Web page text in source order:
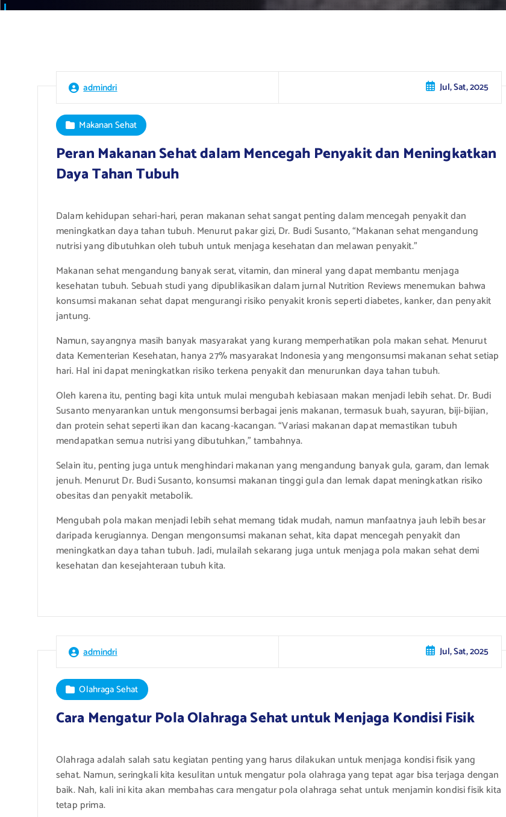
admindri Jul, Sat, 2025
Makanan Sehat
Peran Makanan Sehat dalam Mencegah Penyakit dan Meningkatkan
Daya Tahan Tubuh
Dalam kehidupan sehari-hari, peran makanan sehat sangat penting dalam mencegah penyakit dan
meningkatkan daya tahan tubuh. Menurut pakar gizi, Dr. Budi Susanto, “Makanan sehat mengandung
nutrisi yang dibutuhkan oleh tubuh untuk menjaga kesehatan dan melawan penyakit.”
Makanan sehat mengandung banyak serat, vitamin, dan mineral yang dapat membantu menjaga
kesehatan tubuh. Sebuah studi yang dipublikasikan dalam jurnal Nutrition Reviews menemukan bahwa
konsumsi makanan sehat dapat mengurangi risiko penyakit kronis seperti diabetes, kanker, dan penyakit
jantung.
Namun, sayangnya masih banyak masyarakat yang kurang memperhatikan pola makan sehat. Menurut
data Kementerian Kesehatan, hanya 27% masyarakat Indonesia yang mengonsumsi makanan sehat setiap
hari. Hal ini dapat meningkatkan risiko terkena penyakit dan menurunkan daya tahan tubuh.
Oleh karena itu, penting bagi kita untuk mulai mengubah kebiasaan makan menjadi lebih sehat. Dr. Budi
Susanto menyarankan untuk mengonsumsi berbagai jenis makanan, termasuk buah, sayuran, biji-bijian,
dan protein sehat seperti ikan dan kacang-kacangan. “Variasi makanan dapat memastikan tubuh
mendapatkan semua nutrisi yang dibutuhkan,” tambahnya.
Selain itu, penting juga untuk menghindari makanan yang mengandung banyak gula, garam, dan lemak
jenuh. Menurut Dr. Budi Susanto, konsumsi makanan tinggi gula dan lemak dapat meningkatkan risiko
obesitas dan penyakit metabolik.
Mengubah pola makan menjadi lebih sehat memang tidak mudah, namun manfaatnya jauh lebih besar
daripada kerugiannya. Dengan mengonsumsi makanan sehat, kita dapat mencegah penyakit dan
meningkatkan daya tahan tubuh. Jadi, mulailah sekarang juga untuk menjaga pola makan sehat demi
kesehatan dan kesejahteraan tubuh kita.
admindri Jul, Sat, 2025
Olahraga Sehat
Cara Mengatur Pola Olahraga Sehat untuk Menjaga Kondisi Fisik
Olahraga adalah salah satu kegiatan penting yang harus dilakukan untuk menjaga kondisi fisik yang
sehat. Namun, seringkali kita kesulitan untuk mengatur pola olahraga yang tepat agar bisa terjaga dengan
baik. Nah, kali ini kita akan membahas cara mengatur pola olahraga sehat untuk menjamin kondisi fisik kita
tetap prima.